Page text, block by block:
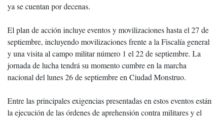
ya se cuentan por decenas.
El plan de acción incluye eventos y movilizaciones hasta el 27 de
septiembre, incluyendo movilizaciones frente a la Fiscalía general
y una visita al campo militar número 1 el 22 de septiembre. La
jornada de lucha tendrá su momento cumbre en la marcha
nacional del lunes 26 de septiembre en Ciudad Monstruo.
Entre las principales exigencias presentadas en estos eventos están
la ejecución de las órdenes de aprehensión contra militares y el